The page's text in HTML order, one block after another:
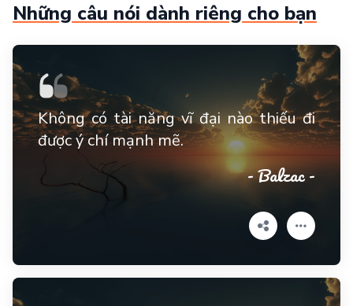
Những câu nói dành riêng cho bạn
Không có tài năng vĩ đại nào thiếu đi
được ý chí mạnh mẽ.
- Balzac -